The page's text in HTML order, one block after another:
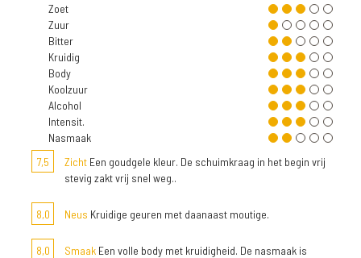
Zoet
Zuur
Bitter
Kruidig
Body
Koolzuur
Alcohol
Intensit.
Nasmaak
7,5
Zicht Een goudgele kleur. De schuimkraag in het begin vrij
stevig zakt vrij snel weg..
8,0 Neus Kruidige geuren met daanaast moutige.
8,0 Smaak Een volle body met kruidigheid. De nasmaak is